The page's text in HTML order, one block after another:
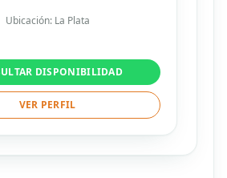
Ubicación: La Plata
DISPONIBILIDAD
VER PERFIL